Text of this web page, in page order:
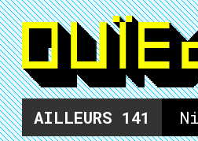
AILLEURS 141